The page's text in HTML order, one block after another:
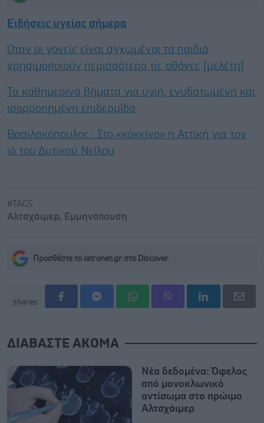
Ειδήσεις υγείας σήμερα
Όταν οι γονείς είναι αγχωμένοι τα παιδιά
χρησιμοποιούν περισσότερο τις οθόνες [μελέτη]
Τα καθημερινά βήματα για υγιή, ενυδατωμένη και
ισορροπημένη επιδερμίδα
Βασιλακόπουλος : Στο «κόκκινο» η Αττική για τον
ιό του Δυτικού Νείλου
#TAGS
Αλτσχάιμερ, Εμμηνόπαυση
Προσθέστε το iatronet.gr στο Discover
shares
ΔΙΑΒΑΣΤΕ ΑΚΟΜΑ
Νέα δεδομένα: Όφελος
από μονοκλωνικό
αντίσωμα στο πρώιμο
Αλτσχάιμερ